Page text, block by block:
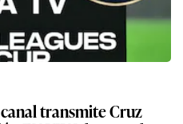
transmite Cruz